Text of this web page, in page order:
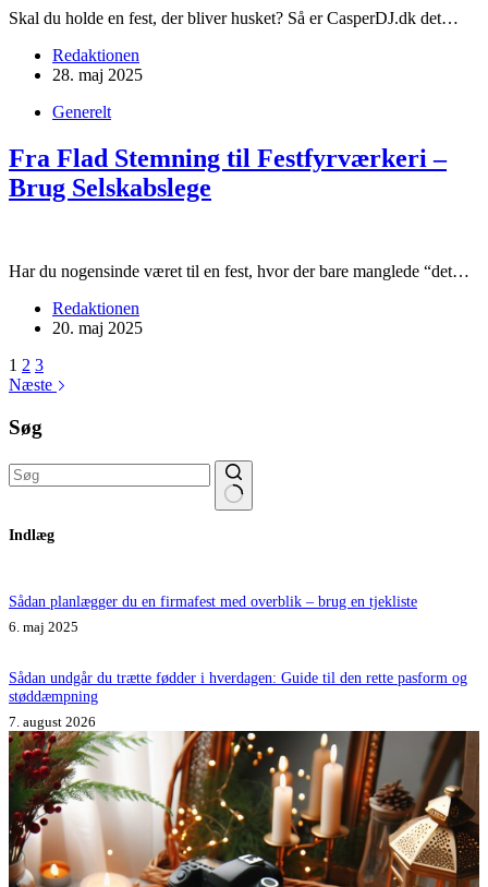
Skal du holde en fest, der bliver husket? Så er CasperDJ.dk det…
Redaktionen
28. maj 2025
Generelt
Fra Flad Stemning til Festfyrværkeri –
Brug Selskabslege
Har du nogensinde været til en fest, hvor der bare manglede “det…
Redaktionen
20. maj 2025
1 2 3
Næste
Søg
resultater
Indlæg
Sådan planlægger du en firmafest med overblik – brug en tjekliste
6. maj 2025
Sådan undgår du trætte fødder i hverdagen: Guide til den rette pasform og
støddæmpning
7. august 2026